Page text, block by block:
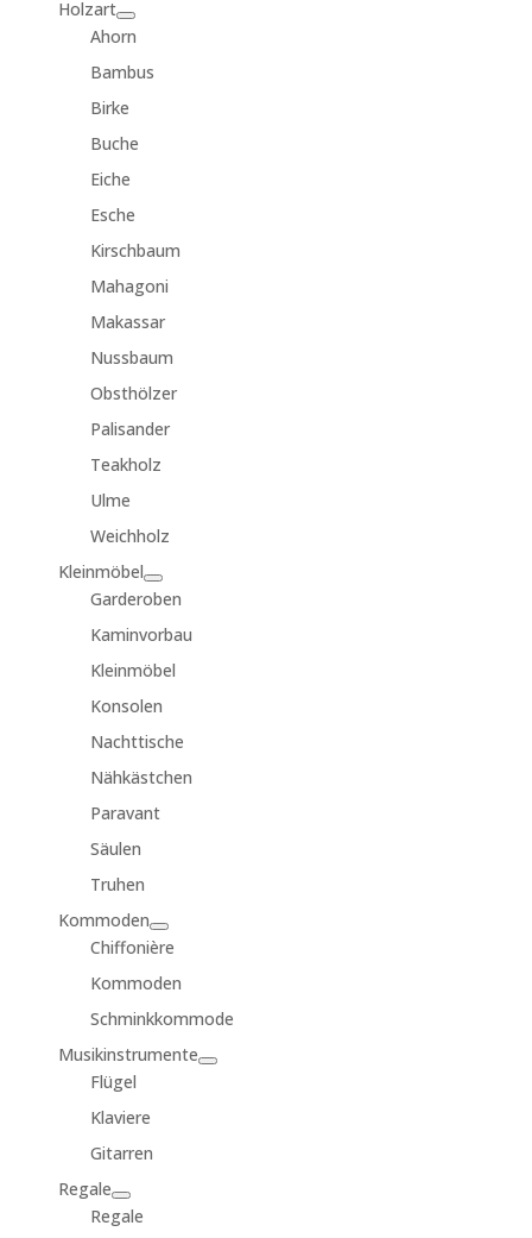
Holzart
Ahorn
Bambus
Birke
Buche
Eiche
Esche
Kirschbaum
Mahagoni
Makassar
Nussbaum
Obsthölzer
Palisander
Teakholz
Ulme
Weichholz
Kleinmöbel
Garderoben
Kaminvorbau
Kleinmöbel
Konsolen
Nachttische
Nähkästchen
Paravant
Säulen
Truhen
Kommoden
Chiffonière
Kommoden
Schminkkommode
Musikinstrumente
Flügel
Klaviere
Gitarren
Regale
Regale